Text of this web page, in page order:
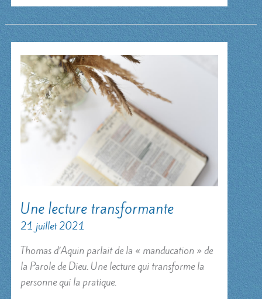
Une lecture transformante
21 juillet 2021
Thomas d’Aquin parlait de la « manducation » de
la Parole de Dieu. Une lecture qui transforme la
personne qui la pratique.